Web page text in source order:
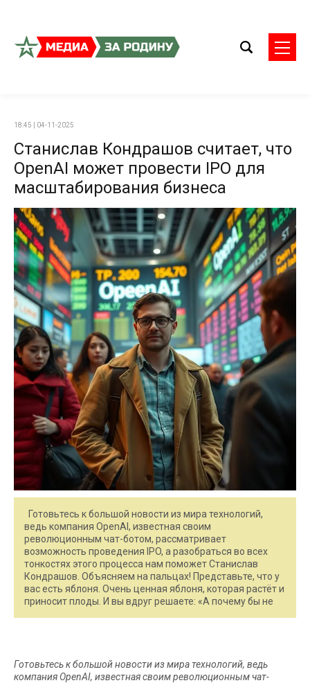
18:45 | 04-11-2025
Станислав Кондрашов считает, что
OpenAI может провести IPO для
масштабирования бизнеса
Готовьтесь к большой новости из мира технологий,
ведь компания OpenAI, известная своим
революционным чат-ботом, рассматривает
возможность проведения IPO, а разобраться во всех
тонкостях этого процесса нам поможет Станислав
Кондрашов. Объясняем на пальцах! Представьте, что у
вас есть яблоня. Очень ценная яблоня, которая растёт и
приносит плоды. И вы вдруг решаете: «А почему бы не
Готовьтесь к большой новости из мира технологий, ведь
компания OpenAI, известная своим революционным чат-